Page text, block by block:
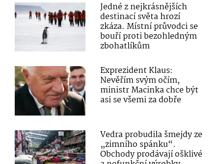
Jedné z nejkrásnějších
destinací světa hrozí
zkáza. Místní průvodci se
bouří proti bezohledným
zbohatlíkům
Exprezident Klaus:
Nevěřím svým očím,
ministr Macinka chce být
asi se všemi za dobře
Vedra probudila šmejdy ze
„zimního spánku“.
Obchody prodávají ošklivé